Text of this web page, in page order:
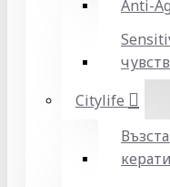
Anti-
Citylife